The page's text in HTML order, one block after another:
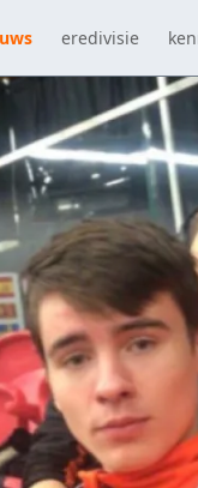
eredivisie